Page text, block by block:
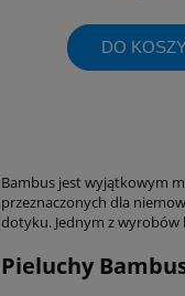
DO
Bambus jest wyjątkowym
przeznaczonych dla
dotyku. Jednym z wyrobów
Pieluchy